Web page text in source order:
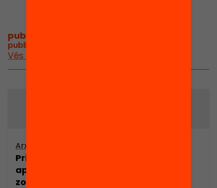
publicacions i vídeos
publicacions i vídeos relacionats
Vés a publicacions i vídeos
Arxiu
Primera
aproximació a la
zona prioritària